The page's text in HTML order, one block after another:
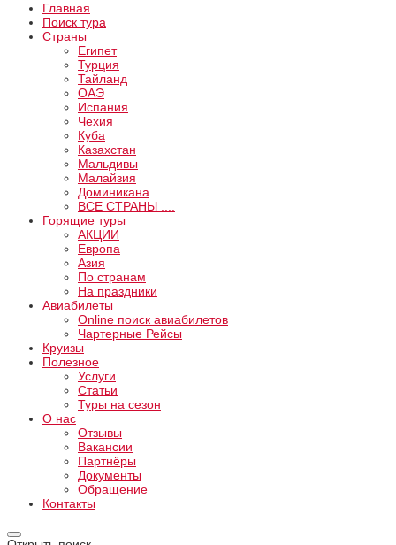
Главная
Поиск тура
Страны
Египет
Турция
Тайланд
ОАЭ
Испания
Чехия
Куба
Казахстан
Мальдивы
Малайзия
Доминикана
ВCE СТРАНЫ ....
Горящие туры
АКЦИИ
Европа
Азия
По странам
На праздники
Авиабилеты
Online поиск авиабилетов
Чартерные Рейсы
Круизы
Полезное
Услуги
Статьи
Туры на сезон
О нас
Отзывы
Вакансии
Партнёры
Документы
Обращение
Контакты